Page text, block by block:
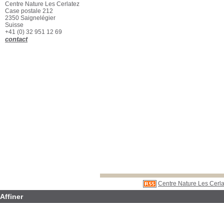
Centre Nature Les
Centre Nature Les Cerlatez
Case postale 212
2350 Saignelégier
Suisse
+41 (0) 32 951 12 69
contact
Affiner